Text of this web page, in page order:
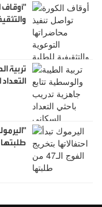
"أوقاف
تربية
طلبتها